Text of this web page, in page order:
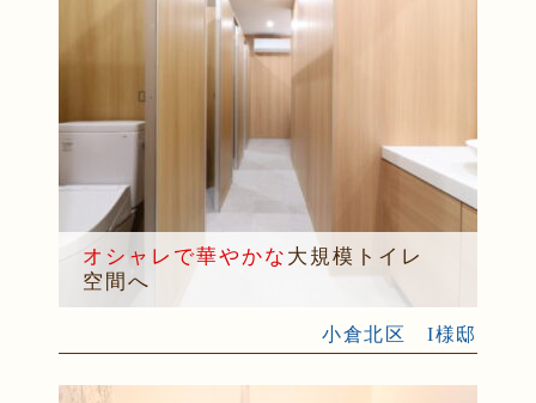
オシャレで華やかな 大規模トイレ
空間へ
小倉北区 I様邸